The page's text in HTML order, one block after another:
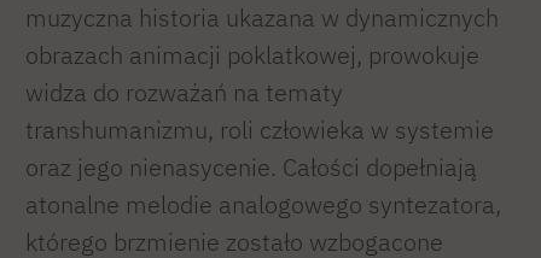
muzyczna historia ukazana w dynamicznych
obrazach animacji poklatkowej, prowokuje
widza do rozważań na tematy
transhumanizmu, roli człowieka w systemie
oraz jego nienasycenie. Całości dopełniają
atonalne melodie analogowego syntezatora,
którego brzmienie zostało wzbogacone